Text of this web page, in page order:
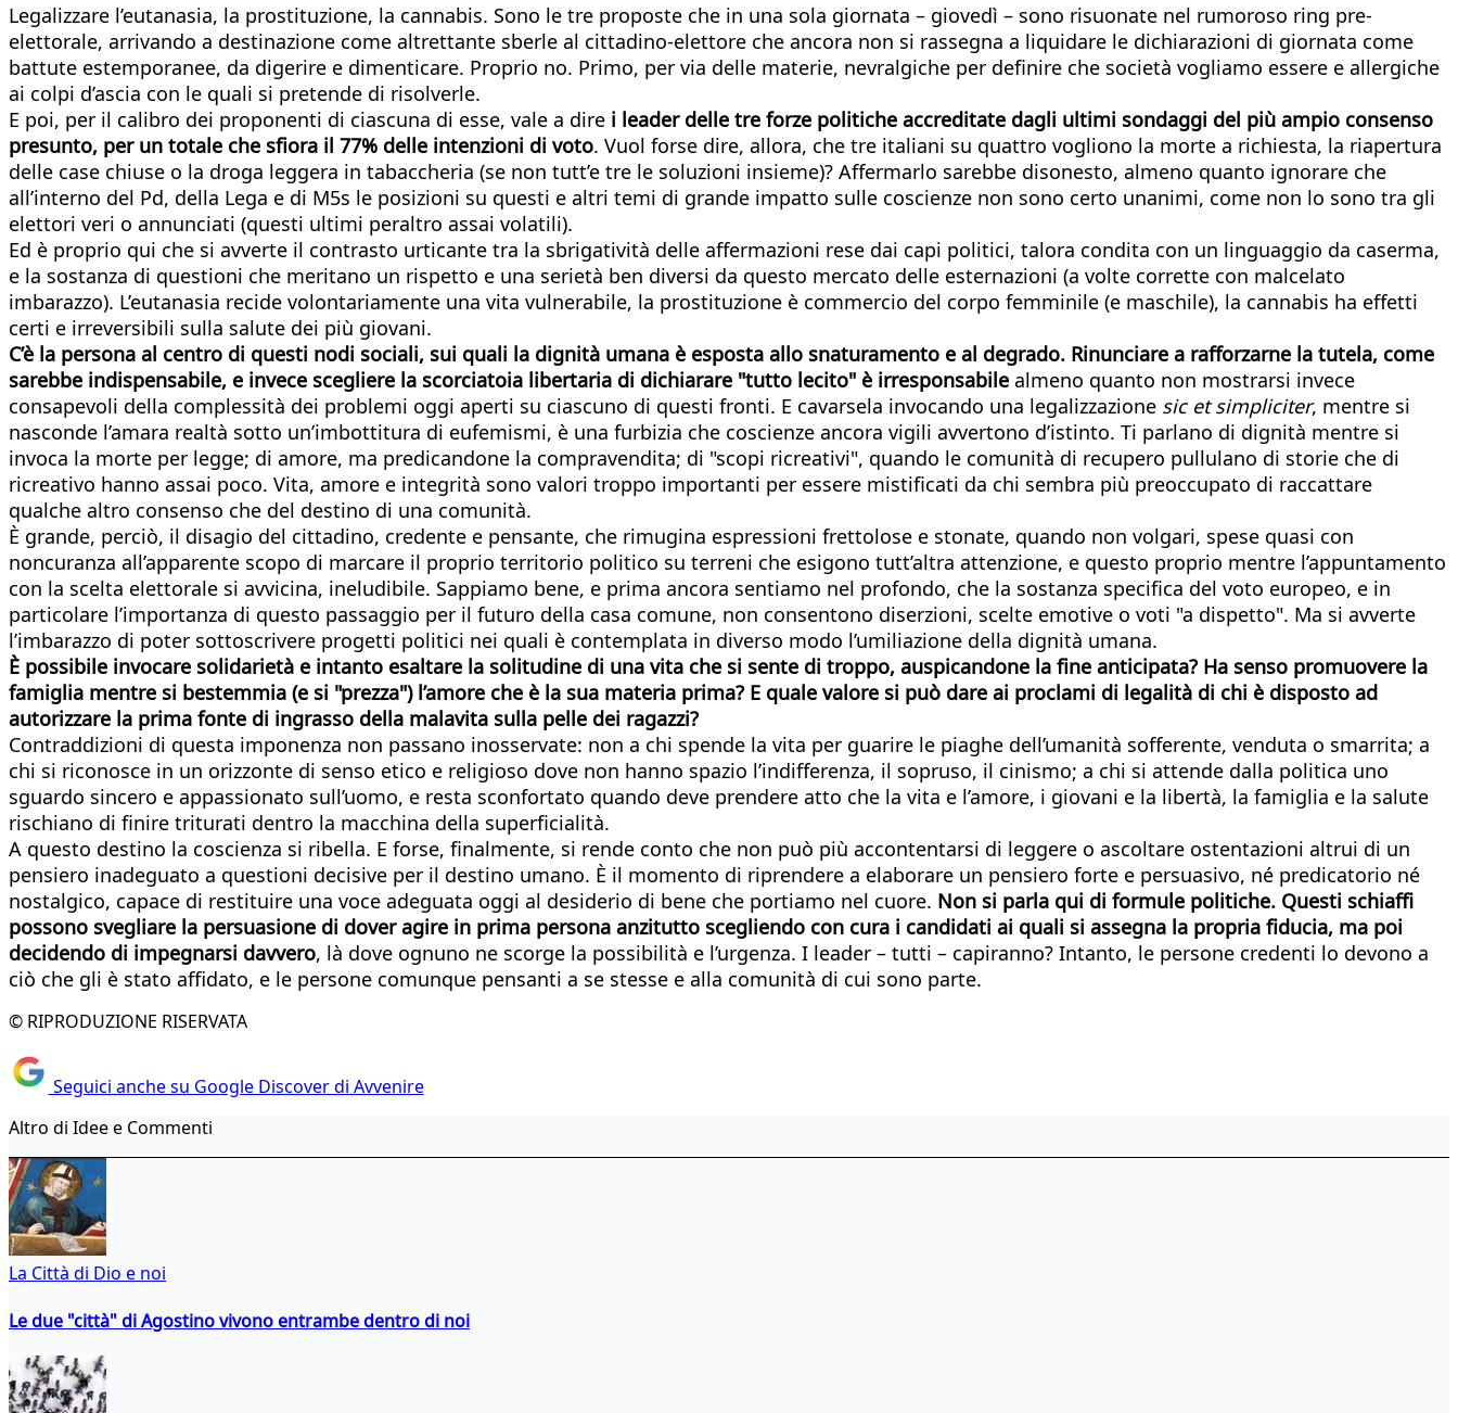
Legalizzare l’eutanasia, la prostituzione, la cannabis. Sono le tre proposte che in una sola giornata – giovedì – sono risuonate nel rumoroso ring pre-
elettorale, arrivando a destinazione come altrettante sberle al cittadino-elettore che ancora non si rassegna a liquidare le dichiarazioni di giornata come
battute estemporanee, da digerire e dimenticare. Proprio no. Primo, per via delle materie, nevralgiche per definire che società vogliamo essere e allergiche
ai colpi d’ascia con le quali si pretende di risolverle.
E poi, per il calibro dei proponenti di ciascuna di esse, vale a dire i leader delle tre forze politiche accreditate dagli ultimi sondaggi del più ampio consenso
presunto, per un totale che sfiora il 77% delle intenzioni di voto. Vuol forse dire, allora, che tre italiani su quattro vogliono la morte a richiesta, la riapertura
delle case chiuse o la droga leggera in tabaccheria (se non tutt’e tre le soluzioni insieme)? Affermarlo sarebbe disonesto, almeno quanto ignorare che
all’interno del Pd, della Lega e di M5s le posizioni su questi e altri temi di grande impatto sulle coscienze non sono certo unanimi, come non lo sono tra gli
elettori veri o annunciati (questi ultimi peraltro assai volatili).
Ed è proprio qui che si avverte il contrasto urticante tra la sbrigatività delle affermazioni rese dai capi politici, talora condita con un linguaggio da caserma,
e la sostanza di questioni che meritano un rispetto e una serietà ben diversi da questo mercato delle esternazioni (a volte corrette con malcelato
imbarazzo). L’eutanasia recide volontariamente una vita vulnerabile, la prostituzione è commercio del corpo femminile (e maschile), la cannabis ha effetti
certi e irreversibili sulla salute dei più giovani.
C’è la persona al centro di questi nodi sociali, sui quali la dignità umana è esposta allo snaturamento e al degrado. Rinunciare a rafforzarne la tutela, come
sarebbe indispensabile, e invece scegliere la scorciatoia libertaria di dichiarare "tutto lecito" è irresponsabile almeno quanto non mostrarsi invece
consapevoli della complessità dei problemi oggi aperti su ciascuno di questi fronti. E cavarsela invocando una legalizzazione sic et simpliciter, mentre si
nasconde l’amara realtà sotto un’imbottitura di eufemismi, è una furbizia che coscienze ancora vigili avvertono d’istinto. Ti parlano di dignità mentre si
invoca la morte per legge; di amore, ma predicandone la compravendita; di "scopi ricreativi", quando le comunità di recupero pullulano di storie che di
ricreativo hanno assai poco. Vita, amore e integrità sono valori troppo importanti per essere mistificati da chi sembra più preoccupato di raccattare
qualche altro consenso che del destino di una comunità.
È grande, perciò, il disagio del cittadino, credente e pensante, che rimugina espressioni frettolose e stonate, quando non volgari, spese quasi con
noncuranza all’apparente scopo di marcare il proprio territorio politico su terreni che esigono tutt’altra attenzione, e questo proprio mentre l’appuntamento
con la scelta elettorale si avvicina, ineludibile. Sappiamo bene, e prima ancora sentiamo nel profondo, che la sostanza specifica del voto europeo, e in
particolare l’importanza di questo passaggio per il futuro della casa comune, non consentono diserzioni, scelte emotive o voti "a dispetto". Ma si avverte
l’imbarazzo di poter sottoscrivere progetti politici nei quali è contemplata in diverso modo l’umiliazione della dignità umana.
È possibile invocare solidarietà e intanto esaltare la solitudine di una vita che si sente di troppo, auspicandone la fine anticipata? Ha senso promuovere la
famiglia mentre si bestemmia (e si "prezza") l’amore che è la sua materia prima? E quale valore si può dare ai proclami di legalità di chi è disposto ad
autorizzare la prima fonte di ingrasso della malavita sulla pelle dei ragazzi?
Contraddizioni di questa imponenza non passano inosservate: non a chi spende la vita per guarire le piaghe dell’umanità sofferente, venduta o smarrita; a
chi si riconosce in un orizzonte di senso etico e religioso dove non hanno spazio l’indifferenza, il sopruso, il cinismo; a chi si attende dalla politica uno
sguardo sincero e appassionato sull’uomo, e resta sconfortato quando deve prendere atto che la vita e l’amore, i giovani e la libertà, la famiglia e la salute
rischiano di finire triturati dentro la macchina della superficialità.
A questo destino la coscienza si ribella. E forse, finalmente, si rende conto che non può più accontentarsi di leggere o ascoltare ostentazioni altrui di un
pensiero inadeguato a questioni decisive per il destino umano. È il momento di riprendere a elaborare un pensiero forte e persuasivo, né predicatorio né
nostalgico, capace di restituire una voce adeguata oggi al desiderio di bene che portiamo nel cuore. Non si parla qui di formule politiche. Questi schiaffi
possono svegliare la persuasione di dover agire in prima persona anzitutto scegliendo con cura i candidati ai quali si assegna la propria fiducia, ma poi
decidendo di impegnarsi davvero, là dove ognuno ne scorge la possibilità e l’urgenza. I leader – tutti – capiranno? Intanto, le persone credenti lo devono a
ciò che gli è stato affidato, e le persone comunque pensanti a se stesse e alla comunità di cui sono parte.
© RIPRODUZIONE RISERVATA
Seguici anche su Google Discover di Avvenire
Altro di Idee e Commenti
La Città di Dio e noi
Le due "città" di Agostino vivono entrambe dentro di noi